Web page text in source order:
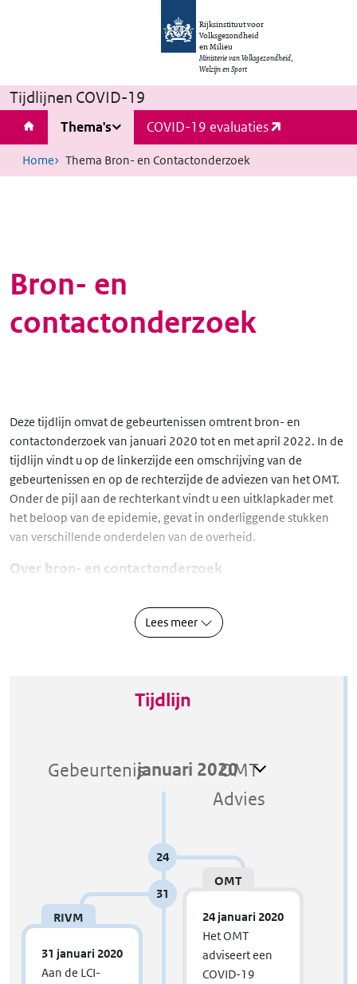
Rijksinstituut voor
Volksgezondheid
en Milieu
Ministerie van Volksgezondheid,
Welzijn en Sport
Tijdlijnen COVID-19
Thema's COVID-19 evaluaties
Home Thema Bron- en Contactonderzoek
Bron- en
contactonderzoek
Deze tijdlijn omvat de gebeurtenissen omtrent bron- en
contactonderzoek van januari 2020 tot en met april 2022. In de
tijdlijn vindt u op de linkerzijde een omschrijving van de
gebeurtenissen en op de rechterzijde de adviezen van het OMT.
Onder de pijl aan de rechterkant vindt u een uitklapkader met
het beloop van de epidemie, gevat in onderliggende stukken
van verschillende onderdelen van de overheid.
Over bron- en contactonderzoek
bestrijding ingezet om (mogelijk) besmette personen zo snel
mogelijk op te sporen en te voorkomen dat zij anderen
bron- en contactonderzoek is om de verspreiding van de
Lees meer
Tijdlijn
Gebeurtenisjanuari 2020
OMT
Advies
24
OMT
24 januari 2020
Het OMT
adviseert een
COVID-19
31
RIVM
31 januari 2020
Aan de LCI-